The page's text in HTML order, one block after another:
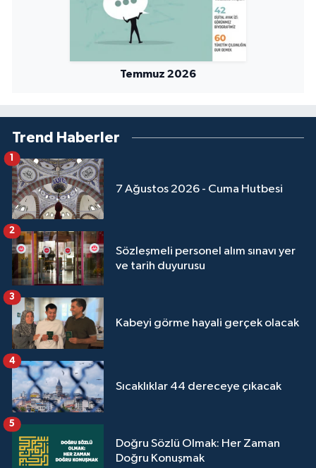
Temmuz 2026
Trend Haberler
7 Ağustos 2026 - Cuma Hutbesi
1
Sözleşmeli personel alım sınavı yer
ve tarih duyurusu
2
Kabeyi görme hayali gerçek olacak
3
Sıcaklıklar 44 dereceye çıkacak
4
Doğru Sözlü Olmak: Her Zaman
Doğru Konuşmak
5
Samsun Müftülüğü
Sivas Müftülüğü
Şanlıurfa Müftülüğü
Şırnak Müftülüğü
Tekirdağ Müftülüğü
Tokat Müftülüğü
Trabzon Müftülüğü
Tunceli Müftülüğü
Uşak Müftülüğü
Van Müftülüğü
Yalova Müftülüğü